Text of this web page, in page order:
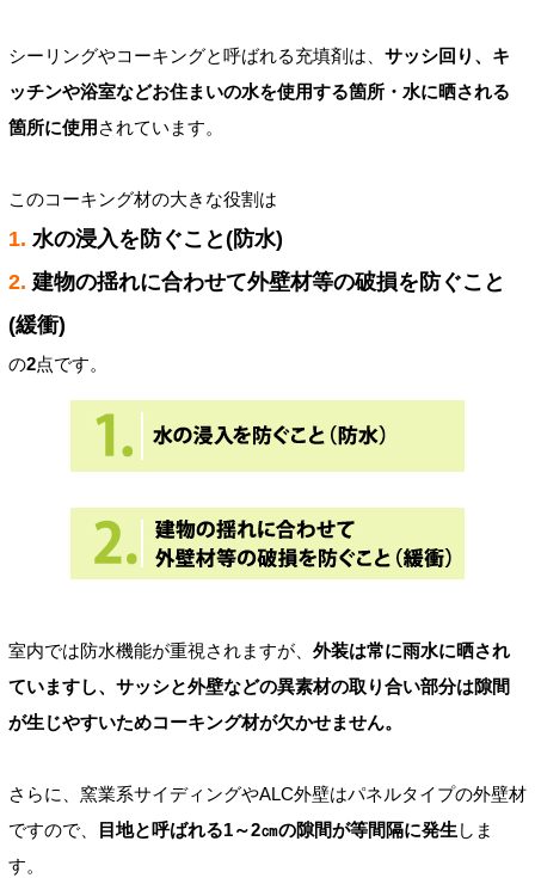
シーリングやコーキングと呼ばれる充填剤は、 サッシ回り、キ
ッチンや浴室などお住まいの水を使用する箇所・水に晒される
箇所に使用 されています。
このコーキング材の大きな役割は
1. 水の浸入を防ぐこと(防水)
2. 建物の揺れに合わせて外壁材等の破損を防ぐこと
(緩衝)
の2点です。
室内では防水機能が重視されますが、 外装は常に雨水に晒され
ていますし、サッシと外壁などの異素材の取り合い部分は隙間
が生じやすいためコーキング材が欠かせません。
さらに、窯業系サイディングやALC外壁はパネルタイプの外壁材
ですので、
目地と呼ばれる1～2㎝の隙間が等間隔に発生 しま
す。